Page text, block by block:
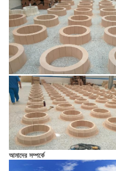
আমাদের সম্পর্কে